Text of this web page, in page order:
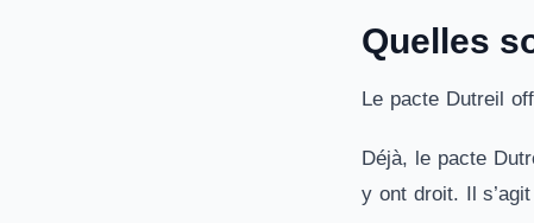
Quelles
Le pacte Dutreil
Déjà, le pacte
y ont droit. Il